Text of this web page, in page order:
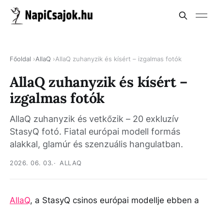
Főoldal AllaQ AllaQ zuhanyzik és kísért – izgalmas fotók
AllaQ zuhanyzik és kísért –
izgalmas fotók
AllaQ zuhanyzik és vetkőzik – 20 exkluzív
StasyQ fotó. Fiatal európai modell formás
alakkal, glamúr és szenzuális hangulatban.
2026. 06. 03. ALLAQ
AllaQ, a StasyQ csinos európai modellje ebben a